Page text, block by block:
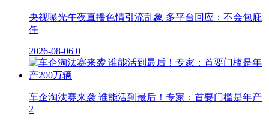
央视曝光午夜直播色情引流乱象 多平台回应：不会包庇
任
2026-08-06 0
车企淘汰赛来袭 谁能活到最后！专家：首要门槛是年产
2